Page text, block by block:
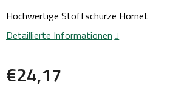
€24,17
Hochwertige Stoffschürze Hornet
Detaillierte Informationen